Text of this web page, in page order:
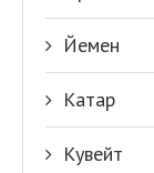
Йемен
Катар
Кувейт